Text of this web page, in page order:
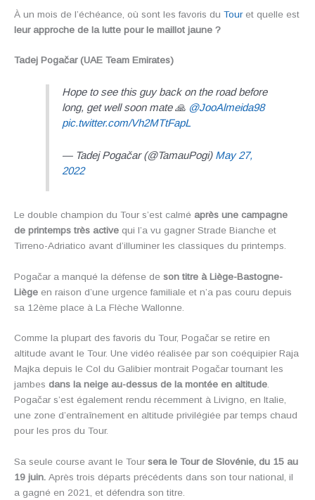
À un mois de l’échéance, où sont les favoris du Tour et quelle est
leur approche de la lutte pour le maillot jaune ?
Tadej Pogačar (UAE Team Emirates)
Hope to see this guy back on the road before
long, get well soon mate 🙏 @JooAlmeida98
pic.twitter.com/Vh2MTtFapL
— Tadej Pogačar (@TamauPogi) May 27,
2022
Le double champion du Tour s’est calmé après une campagne
de printemps très active qui l’a vu gagner Strade Bianche et
Tirreno-Adriatico avant d’illuminer les classiques du printemps.
Pogačar a manqué la défense de son titre à Liège-Bastogne-
Liège en raison d’une urgence familiale et n’a pas couru depuis
sa 12ème place à La Flèche Wallonne.
Comme la plupart des favoris du Tour, Pogačar se retire en
altitude avant le Tour. Une vidéo réalisée par son coéquipier Raja
Majka depuis le Col du Galibier montrait Pogačar tournant les
jambes dans la neige au-dessus de la montée en altitude.
Pogačar s’est également rendu récemment à Livigno, en Italie,
une zone d’entraînement en altitude privilégiée par temps chaud
pour les pros du Tour.
Sa seule course avant le Tour sera le Tour de Slovénie, du 15 au
19 juin. Après trois départs précédents dans son tour national, il
a gagné en 2021, et défendra son titre.